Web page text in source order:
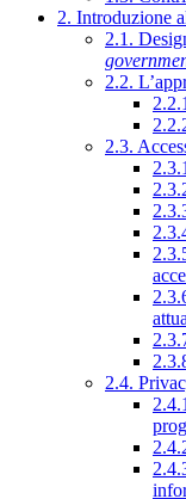
2. Introduzione
2.1.
2.2.
2.3.
2.4.